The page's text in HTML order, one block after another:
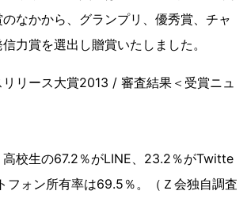
なかから、グランプリ、優秀賞、チャ
力賞を選出し贈賞いたしました。
リース大賞2013 / 審査結果＜受賞ニュ
高校生の67.2％がLINE、23.2％がTwitte
フォン所有率は69.5％。（Ｚ会独自調査